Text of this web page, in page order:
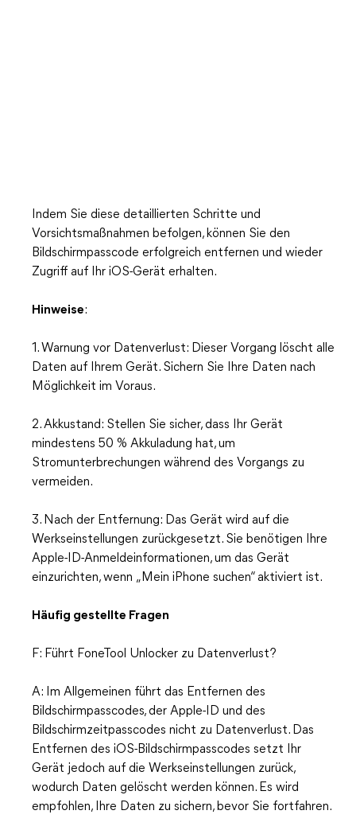
Indem Sie diese detaillierten Schritte und
Vorsichtsmaßnahmen befolgen, können Sie den
Bildschirmpasscode erfolgreich entfernen und wieder
Zugriff auf Ihr iOS-Gerät erhalten.
Hinweise:
1. Warnung vor Datenverlust: Dieser Vorgang löscht alle
Daten auf Ihrem Gerät. Sichern Sie Ihre Daten nach
Möglichkeit im Voraus.
2. Akkustand: Stellen Sie sicher, dass Ihr Gerät
mindestens 50 % Akkuladung hat, um
Stromunterbrechungen während des Vorgangs zu
vermeiden.
3. Nach der Entfernung: Das Gerät wird auf die
Werkseinstellungen zurückgesetzt. Sie benötigen Ihre
Apple-ID-Anmeldeinformationen, um das Gerät
einzurichten, wenn „Mein iPhone suchen“ aktiviert ist.
Häufig gestellte Fragen
F: Führt FoneTool Unlocker zu Datenverlust?
A: Im Allgemeinen führt das Entfernen des
Bildschirmpasscodes, der Apple-ID und des
Bildschirmzeitpasscodes nicht zu Datenverlust. Das
Entfernen des iOS-Bildschirmpasscodes setzt Ihr
Gerät jedoch auf die Werkseinstellungen zurück,
wodurch Daten gelöscht werden können. Es wird
empfohlen, Ihre Daten zu sichern, bevor Sie fortfahren.